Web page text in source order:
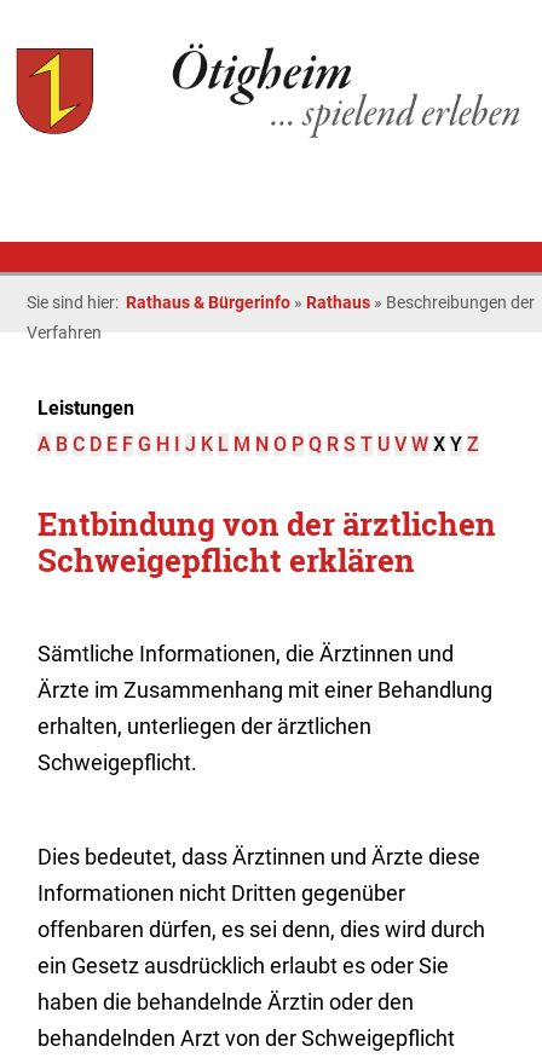
Sie sind hier: Rathaus & Bürgerinfo » Rathaus » Beschreibungen der
Verfahren
Leistungen
A B C D E F G H I J K L M N O P Q R S T U V W X Y Z
Entbindung von der ärztlichen
Schweigepflicht erklären
Sämtliche Informationen, die Ärztinnen und
Ärzte im Zusammenhang mit einer Behandlung
erhalten, unterliegen der ärztlichen
Schweigepflicht.
Dies bedeutet, dass Ärztinnen und Ärzte diese
Informationen nicht Dritten gegenüber
offenbaren dürfen, es sei denn, dies wird durch
ein Gesetz ausdrücklich erlaubt es oder Sie
haben die behandelnde Ärztin oder den
behandelnden Arzt von der Schweigepflicht